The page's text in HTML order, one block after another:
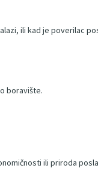
ili kad je poverilac
boravište.
ili priroda